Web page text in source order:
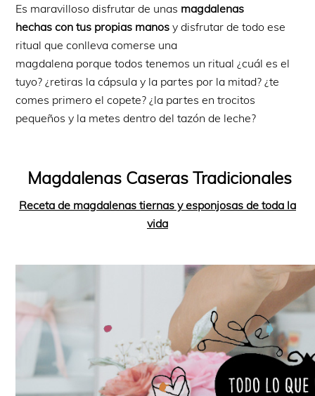
Es maravilloso disfrutar de unas magdalenas
hechas con tus propias manos y disfrutar de todo ese
ritual que conlleva comerse una
magdalena porque todos tenemos un ritual ¿cuál es el
tuyo? ¿retiras la cápsula y la partes por la mitad? ¿te
comes primero el copete? ¿la partes en trocitos
pequeños y la metes dentro del tazón de leche?
Magdalenas Caseras Tradicionales
Receta de magdalenas tiernas y esponjosas de toda la
vida